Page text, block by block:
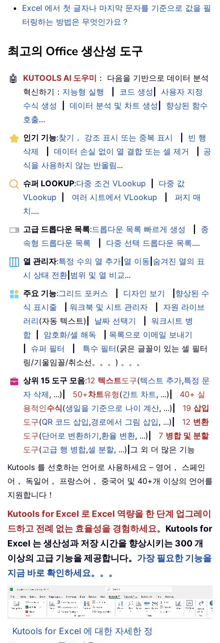
Excel 에서 첫 글자나 마지막 문자를 기준으로 값을 필
터링하는 방법은 무엇인가요？
최고의 Office 생산성 도구
🤖 KUTOOLS AI 도우미 ： 다음을 기반으로 데이터 분석
혁신하기： 지능형 실행 코드 생성
사용자 지정
수식 생성
데이터 분석 및 차트 생성
향상된 함수
호출…
인기 기능:찾기， 강조 표시 또는 중복 표시
빈 행
삭제
데이터 손실 없이 열 결합 또는 셀 제거
공
식을 사용하지 않는 반올림...
슈퍼 LOOKUP:다중 조건 VLookup
다중 값
VLookup
여러 시트에서 VLookup
퍼지 매
치....
고급 드롭다운 목록:드롭다운 목록 빠르게 생성
종
속형 드롭다운 목록
다중 선택 드롭다운 목록....
열 관리자:특정 수의 열 추가 열 이동 숨겨진 열의 표
시 상태 전환 범위 및 열 비교...
주요 기능:그리드 포커스 디자인 보기
향상된 수
식 표시줄
워크북 및 시트 관리자
자원 라이브
러리(자동 텍스트) 날짜 선택기
워크시트 병
합
암호화/셀 해독
목록으로 이메일 보내기
슈퍼 필터 특수 필터(굵은 글꼴이 있는 셀 필터
링/기울임꼴/취소선。。。) 。。。
상위 15 도구 모음:12 텍스트도구(텍스트 추가,특정 문
자 삭제, ...) 50+차트유형(간트 차트, ...)
40+ 실
용적인수식(생일을 기준으로 나이 계산, ...) 19 삽입
도구(QR 코드 삽입,경로에서 그림 삽입, ...) 12 변환
도구(단어로 변환하기,환율 변환, ...) 7 병합 및 분할
도구(고급 행 병합,셀 분할, ...) 그 외 더 많은 기능
Kutools 를 선호하는 언어로 사용하세요 – 영어， 스페인
어， 독일어， 프랑스어， 중국어 및 40+개 이상의 언어를
지원합니다！
Kutools for Excel 로 Excel 역량을 한 단계 업그레이
드하고 전례 없는 효율성을 경험하세요。 Kutools for
Excel 는 생산성과 저장 시간을 향상시키는 300 개
이상의 고급 기능을 제공합니다。 가장 필요한 기능을
지금 바로 확인하세요。。。
Kutools for Excel 에 대한 자세한 정